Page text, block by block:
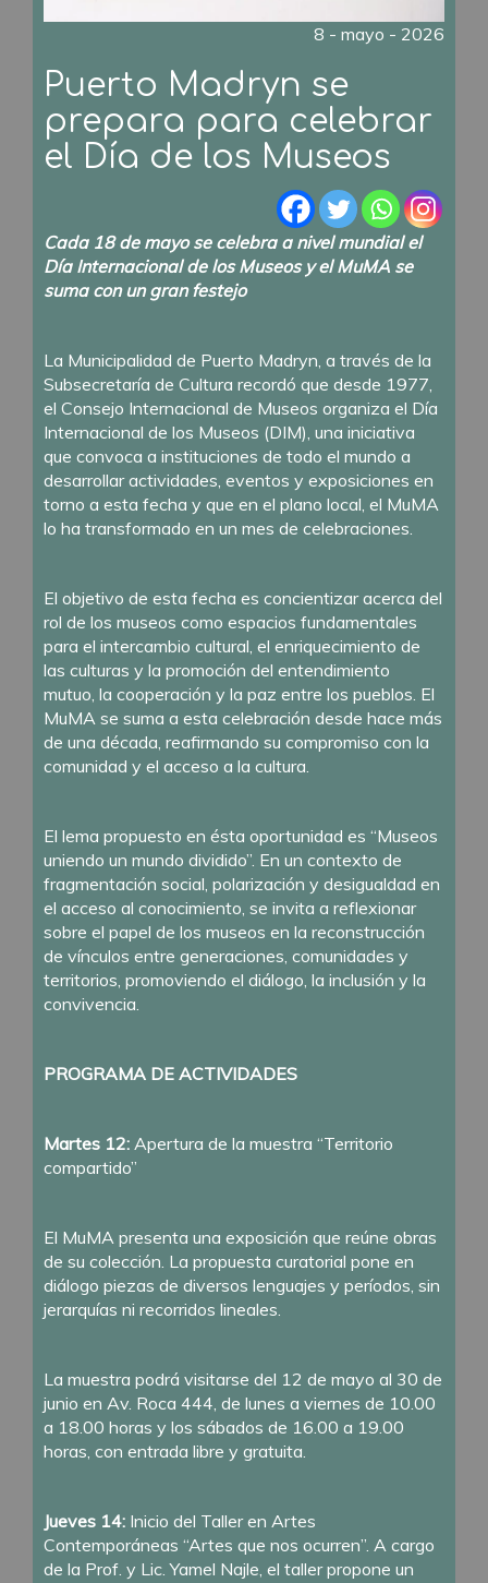
8 - mayo - 2026
Puerto Madryn se
prepara para celebrar
el Día de los Museos
Cada 18 de mayo se celebra a nivel mundial el
Día Internacional de los Museos y el MuMA se
suma con un gran festejo
La Municipalidad de Puerto Madryn, a través de la
Subsecretaría de Cultura recordó que desde 1977,
el Consejo Internacional de Museos organiza el Día
Internacional de los Museos (DIM), una iniciativa
que convoca a instituciones de todo el mundo a
desarrollar actividades, eventos y exposiciones en
torno a esta fecha y que en el plano local, el MuMA
lo ha transformado en un mes de celebraciones.
El objetivo de esta fecha es concientizar acerca del
rol de los museos como espacios fundamentales
para el intercambio cultural, el enriquecimiento de
las culturas y la promoción del entendimiento
mutuo, la cooperación y la paz entre los pueblos. El
MuMA se suma a esta celebración desde hace más
de una década, reafirmando su compromiso con la
comunidad y el acceso a la cultura.
El lema propuesto en ésta oportunidad es “Museos
uniendo un mundo dividido”. En un contexto de
fragmentación social, polarización y desigualdad en
el acceso al conocimiento, se invita a reflexionar
sobre el papel de los museos en la reconstrucción
de vínculos entre generaciones, comunidades y
territorios, promoviendo el diálogo, la inclusión y la
convivencia.
PROGRAMA DE ACTIVIDADES
Martes 12: Apertura de la muestra “Territorio
compartido”
El MuMA presenta una exposición que reúne obras
de su colección. La propuesta curatorial pone en
diálogo piezas de diversos lenguajes y períodos, sin
jerarquías ni recorridos lineales.
La muestra podrá visitarse del 12 de mayo al 30 de
junio en Av. Roca 444, de lunes a viernes de 10.00
a 18.00 horas y los sábados de 16.00 a 19.00
horas, con entrada libre y gratuita.
Jueves 14: Inicio del Taller en Artes
Contemporáneas “Artes que nos ocurren”. A cargo
de la Prof. y Lic. Yamel Najle, el taller propone un